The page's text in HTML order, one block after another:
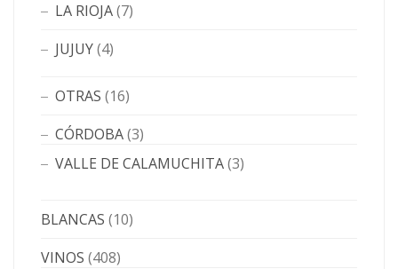
LA RIOJA(7)
JUJUY(4)
OTRAS (16)
CÓRDOBA(3)
VALLE DE CALAMUCHITA(3)
BLANCAS (10)
VINOS (408)